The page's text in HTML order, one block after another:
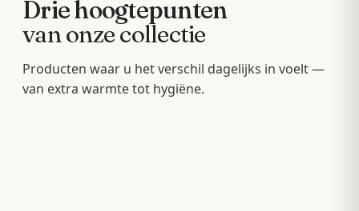
Drie hoogtepunten
van onze collectie
Producten waar u het verschil dagelijks in voelt —
van extra warmte tot hygiëne.
Badkamermeubels
Hang- en staande meubels met soft-close — op
Sunshowers
Spoeltoiletten